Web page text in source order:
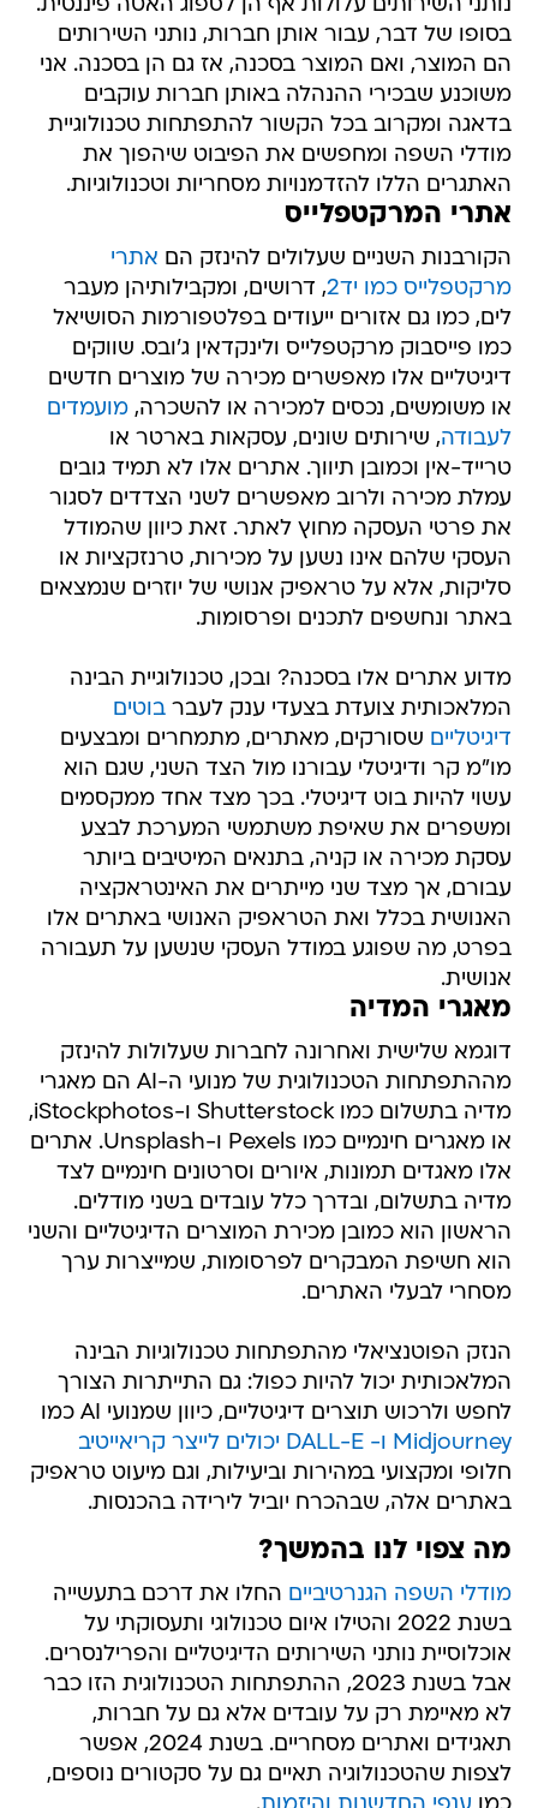
נותני השירותים עלולות אף הן לספוג האטה פיננסית.
בסופו של דבר, עבור אותן חברות, נותני השירותים
הם המוצר, ואם המוצר בסכנה, אז גם הן בסכנה. אני
משוכנע שבכירי ההנהלה באותן חברות עוקבים
בדאגה ומקרוב בכל הקשור להתפתחות טכנולוגיית
מודלי השפה ומחפשים את הפיבוט שיהפוך את
האתגרים הללו להזדמנויות מסחריות וטכנולוגיות.
אתרי המרקטפלייס
הקורבנות השניים שעלולים להינזק הם אתרי
מרקטפלייס כמו יד2
, דרושים, ומקבילותיהן מעבר
לים, כמו גם אזורים ייעודים בפלטפורמות הסושיאל
כמו פייסבוק מרקטפלייס ולינקדאין ג'ובס. שווקים
דיגיטליים אלו מאפשרים מכירה של מוצרים חדשים
או משומשים, נכסים למכירה או להשכרה,מועמדים
לעבודה, שירותים שונים, עסקאות בארטר או
טרייד-אין וכמובן תיווך. אתרים אלו לא תמיד גובים
עמלת מכירה ולרוב מאפשרים לשני הצדדים לסגור
את פרטי העסקה מחוץ לאתר. זאת כיוון שהמודל
העסקי שלהם אינו נשען על מכירות, טרנזקציות או
סליקות, אלא על טראפיק אנושי של יוזרים שנמצאים
באתר ונחשפים לתכנים ופרסומות.
מדוע אתרים אלו בסכנה? ובכן, טכנולוגיית הבינה
המלאכותית צועדת בצעדי ענק לעברבוטים
דיגיטליים שסורקים, מאתרים, מתמחרים ומבצעים
מו"מ קר ודיגיטלי עבורנו מול הצד השני, שגם הוא
עשוי להיות בוט דיגיטלי. בכך מצד אחד ממקסמים
ומשפרים את שאיפת משתמשי המערכת לבצע
עסקת מכירה או קניה, בתנאים המיטיבים ביותר
עבורם, אך מצד שני מייתרים את האינטראקציה
האנושית בכלל ואת הטראפיק האנושי באתרים אלו
בפרט, מה שפוגע במודל העסקי שנשען על תעבורה
אנושית.
מאגרי המדיה
דוגמא שלישית ואחרונה לחברות שעלולות להינזק
מההתפתחות הטכנולוגית של מנועי ה-AI הם מאגרי
מדיה בתשלום כמו Shutterstock ו-iStockphotos,
או מאגרים חינמיים כמו Pexels ו-Unsplash. אתרים
אלו מאגדים תמונות, איורים וסרטונים חינמיים לצד
מדיה בתשלום, ובדרך כלל עובדים בשני מודלים.
הראשון הוא כמובן מכירת המוצרים הדיגיטליים והשני
הוא חשיפת המבקרים לפרסומות, שמייצרות ערך
מסחרי לבעלי האתרים.
הנזק הפוטנציאלי מהתפתחות טכנולוגיות הבינה
המלאכותית יכול להיות כפול: גם התייתרות הצורך
לחפש ולרכוש תוצרים דיגיטליים, כיוון שמנועי AI כמו
Midjourney ו- DALL-E יכולים לייצר קריאייטיב
חלופי ומקצועי במהירות וביעילות, וגם מיעוט טראפיק
באתרים אלה, שבהכרח יוביל לירידה בהכנסות.
מה צפוי לנו בהמשך?
מודלי השפה הגנרטיביים החלו את דרכם בתעשייה
בשנת 2022 והטילו איום טכנולוגי ותעסוקתי על
אוכלוסיית נותני השירותים הדיגיטליים והפרילנסרים.
אבל בשנת 2023, ההתפתחות הטכנולוגית הזו כבר
לא מאיימת רק על עובדים אלא גם על חברות,
תאגידים ואתרים מסחריים. בשנת 2024, אפשר
לצפות שהטכנולוגיה תאיים גם על סקטורים נוספים,